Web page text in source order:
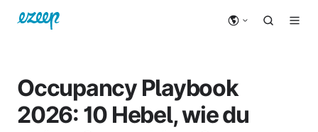
Occupancy Playbook
2026: 10 Hebel, wie du